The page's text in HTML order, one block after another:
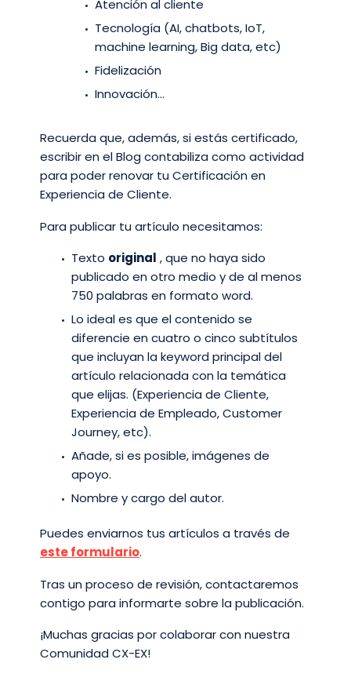
Atención al cliente
Tecnología (AI, chatbots, IoT,
machine learning, Big data, etc)
Fidelización
Innovación…
Recuerda que, además, si estás certificado,
escribir en el Blog contabiliza como actividad
para poder renovar tu Certificación en
Experiencia de Cliente.
Para publicar tu artículo necesitamos:
Texto original , que no haya sido
publicado en otro medio y de al menos
750 palabras en formato word.
Lo ideal es que el contenido se
diferencie en cuatro o cinco subtítulos
que incluyan la keyword principal del
artículo relacionada con la temática
que elijas. (Experiencia de Cliente,
Experiencia de Empleado, Customer
Journey, etc).
Añade, si es posible, imágenes de
apoyo.
Nombre y cargo del autor.
Puedes enviarnos tus artículos a través de
este formulario.
Tras un proceso de revisión, contactaremos
contigo para informarte sobre la publicación.
¡Muchas gracias por colaborar con nuestra
Comunidad CX-EX!